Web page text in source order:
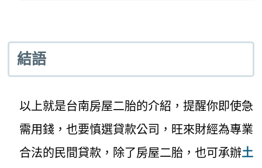
結語
以上就是台南房屋二胎的介紹，提醒你即使急
需用錢，也要慎選貸款公司，旺來財經為專業
合法的民間貸款，除了房屋二胎，也可承辦土